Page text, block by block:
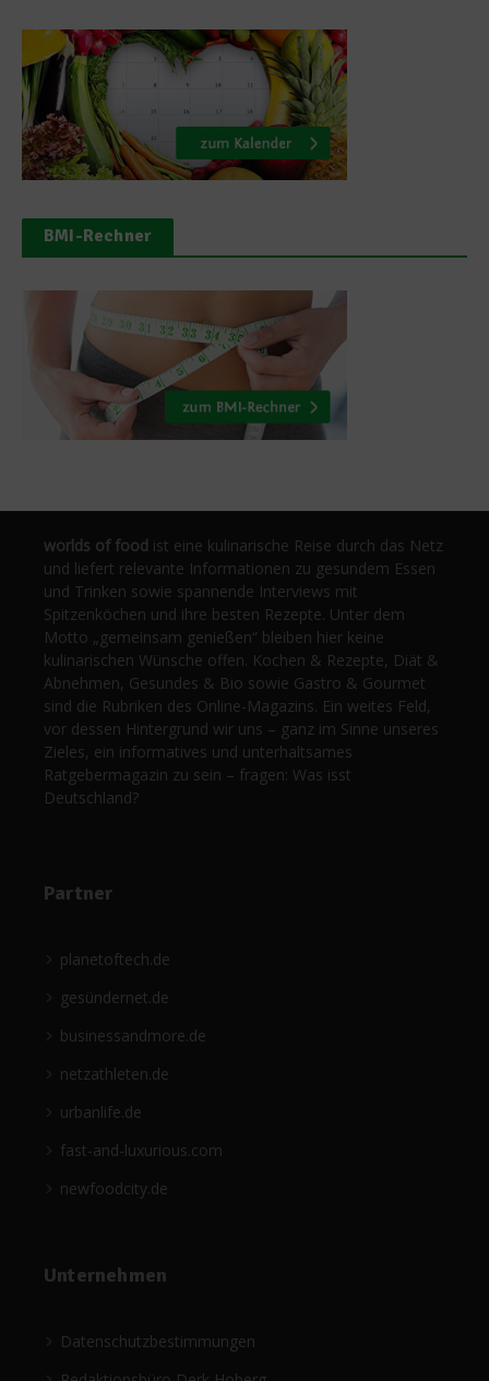
BMI-Rechner
worlds of food ist eine kulinarische Reise durch das Netz
und liefert relevante Informationen zu gesundem Essen
und Trinken sowie spannende Interviews mit
Spitzenköchen und ihre besten Rezepte. Unter dem
Motto „gemeinsam genießen“ bleiben hier keine
kulinarischen Wünsche offen. Kochen & Rezepte, Diät &
Abnehmen, Gesundes & Bio sowie Gastro & Gourmet
sind die Rubriken des Online-Magazins. Ein weites Feld,
vor dessen Hintergrund wir uns – ganz im Sinne unseres
Zieles, ein informatives und unterhaltsames
Ratgebermagazin zu sein – fragen: Was isst
Deutschland?
Partner
planetoftech.de
gesündernet.de
businessandmore.de
netzathleten.de
urbanlife.de
fast-and-luxurious.com
newfoodcity.de
Unternehmen
Datenschutzbestimmungen